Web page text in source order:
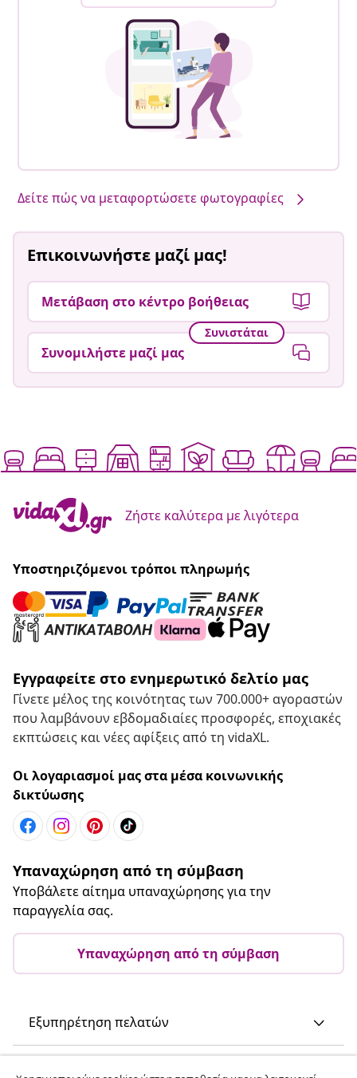
Δείτε πώς να μεταφορτώσετε φωτογραφίες
Επικοινωνήστε μαζί μας!
Μετάβαση στο κέντρο βοήθειας
Συνιστάται
Συνομιλήστε μαζί μας
Ζήστε καλύτερα με λιγότερα
Υποστηριζόμενοι τρόποι πληρωμής
Εγγραφείτε στο ενημερωτικό δελτίο μας
Γίνετε μέλος της κοινότητας των 700.000+ αγοραστών
που λαμβάνουν εβδομαδιαίες προσφορές, εποχιακές
εκπτώσεις και νέες αφίξεις από τη vidaXL.
Οι λογαριασμοί μας στα μέσα κοινωνικής
δικτύωσης
Υπαναχώρηση από τη σύμβαση
Υποβάλετε αίτημα υπαναχώρησης για την
παραγγελία σας.
Υπαναχώρηση από τη σύμβαση
Εξυπηρέτηση πελατών